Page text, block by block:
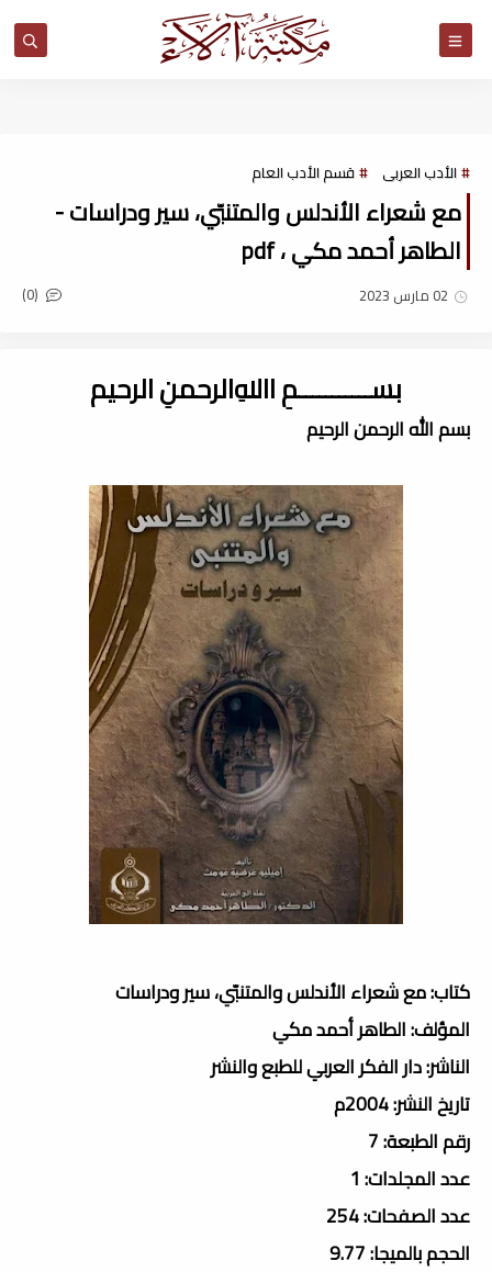
الأدب العربى قسم الأدب العام
مع شعراء الأندلس والمتنبّي، سير ودراسات -
الطاهر أحمد مكي ، pdf
02 مارس 2023 (0)
بســـــــــــمِ اﷲِالرحمنِ الرحيم
بسم الله الرحمن الرحيم
كتاب: مع شعراء الأندلس والمتنبّي، سير ودراسات
المؤلف: الطاهر أحمد مكي
الناشر: دار الفكر العربي للطبع والنشر
تاريخ النشر: 2004م
رقم الطبعة: 7
عدد المجلدات: 1
عدد الصفحات: 254
الحجم بالميجا: 9.77